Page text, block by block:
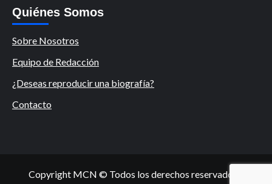
Quiénes Somos
Sobre Nosotros
Equipo de Redacción
¿Deseas reproducir una biografía?
Contacto
Copyright MCN © Todos los derechos reservados.